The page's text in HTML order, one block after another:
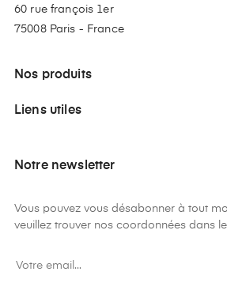
60 rue françois 1er
75008 Paris - France
Nos produits
Liens utiles
Notre newsletter
Vous pouvez vous désabonner à tout
veuillez trouver nos coordonnées dans